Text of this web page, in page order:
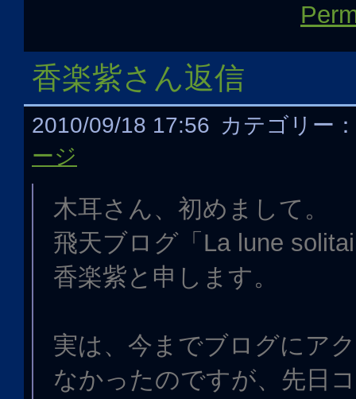
香楽紫さん返信
2010/09/18 17:56 カテゴリー：
ージ
木耳さん、初めまして。
飛天ブログ「La lune
香楽紫と申します。
実は、今までブログにア
なかったのですが、先日